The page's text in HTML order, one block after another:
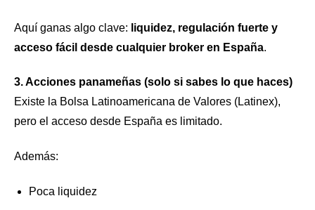
Aquí ganas algo clave: liquidez, regulación fuerte y
acceso fácil desde cualquier broker en España.
3. Acciones panameñas (solo si sabes lo que haces)
Existe la Bolsa Latinoamericana de Valores (Latinex),
pero el acceso desde España es limitado.
Además:
Poca liquidez